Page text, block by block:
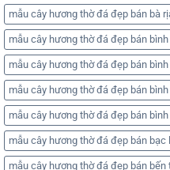
mẫu cây hương thờ đá đẹp bán bà
mẫu cây hương thờ đá đẹp bán
mẫu cây hương thờ đá đẹp bán
mẫu cây hương thờ đá đẹp bán
mẫu cây hương thờ đá đẹp bán
mẫu cây hương thờ đá đẹp bán bạc
mẫu cây hương thờ đá đẹp bán bến